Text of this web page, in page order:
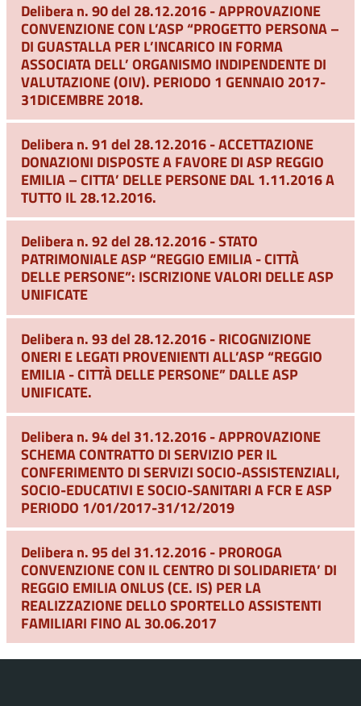
Delibera n. 90 del 28.12.2016 - APPROVAZIONE
CONVENZIONE CON L’ASP “PROGETTO PERSONA –
DI GUASTALLA PER L’INCARICO IN FORMA
ASSOCIATA DELL’ ORGANISMO INDIPENDENTE DI
VALUTAZIONE (OIV). PERIODO 1 GENNAIO 2017-
31DICEMBRE 2018.
Delibera n. 91 del 28.12.2016 - ACCETTAZIONE
DONAZIONI DISPOSTE A FAVORE DI ASP REGGIO
EMILIA – CITTA’ DELLE PERSONE DAL 1.11.2016 A
TUTTO IL 28.12.2016.
Delibera n. 92 del 28.12.2016 - STATO
PATRIMONIALE ASP “REGGIO EMILIA - CITTÀ
DELLE PERSONE”: ISCRIZIONE VALORI DELLE ASP
UNIFICATE
Delibera n. 93 del 28.12.2016 - RICOGNIZIONE
ONERI E LEGATI PROVENIENTI ALL’ASP “REGGIO
EMILIA - CITTÀ DELLE PERSONE” DALLE ASP
UNIFICATE.
Delibera n. 94 del 31.12.2016 - APPROVAZIONE
SCHEMA CONTRATTO DI SERVIZIO PER IL
CONFERIMENTO DI SERVIZI SOCIO-ASSISTENZIALI,
SOCIO-EDUCATIVI E SOCIO-SANITARI A FCR E ASP
PERIODO 1/01/2017-31/12/2019
Delibera n. 95 del 31.12.2016 - PROROGA
CONVENZIONE CON IL CENTRO DI SOLIDARIETA’ DI
REGGIO EMILIA ONLUS (CE. IS) PER LA
REALIZZAZIONE DELLO SPORTELLO ASSISTENTI
FAMILIARI FINO AL 30.06.2017